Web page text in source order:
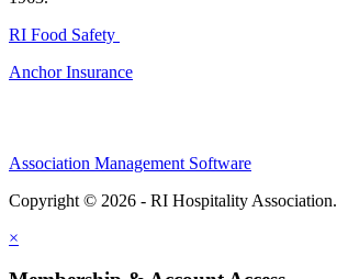
RI Food Safety
Anchor Insurance
Association Management Software
Copyright © 2026 - RI Hospitality Association.
×